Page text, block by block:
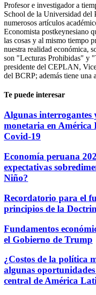
Profesor e investigador a
School de la Universidad del
numerosos artículos
Economista postkeynesiano
las cosas y al mismo tiempo
nuestra realidad económica,
son "Lecturas Prohibidas" y
presidente del CEPLAN,
del BCRP; además tiene una
Te puede interesar
Algunas interrogantes
monetaria en América
Covid-19
Economía peruana
expectativas
Niño?
Recordatorio para el
principios de la
Fundamentos
el Gobierno de Trump
¿Costos de la política
algunas
central de América